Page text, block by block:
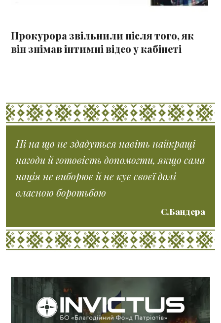
Прокурора звільнили після того, як
він знімав інтимні відео у кабінеті
Ні на що не здадуться навіть найкращі
нагоди й готовість допомогти, якщо сама
нація не виборює й не кує своєї долі
власною боротьбою
С.Бандера